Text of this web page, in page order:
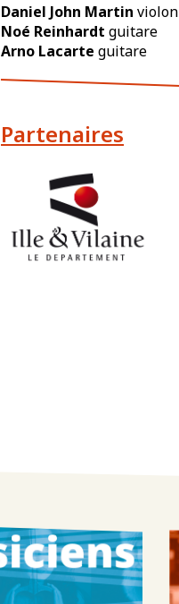
Daniel John Martin violon
Noé Reinhardt guitare
Arno Lacarte guitare
Partenaires